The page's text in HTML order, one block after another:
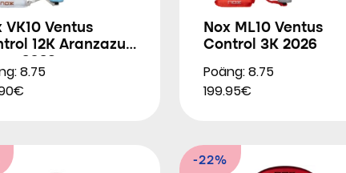
VK10 Ventus
12K Aranzazu
8.75
Nox ML10 Ventus
Control 3K 2026
Poäng: 8.75
199.95€
-22%